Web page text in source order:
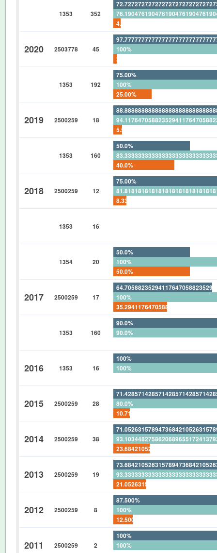
1353 352
2020 2503778 45
100%
1353 192
75.00%
100%
25.00%
2019 2500259 18
1353 160
50.0%
40.0%
2018 2500259 12
75.00%
1353 16
1354 20
50.0%
100%
50.0%
2017 2500259 17
100%
1353 160
90.0%
90.0%
2016 1353 16
100%
100%
2015 2500259 28
80.0%
2014 2500259 38
2013 2500259 19
2012 2500259 8
87.500%
100%
12.500%
2011 2500259 2
100%
100%